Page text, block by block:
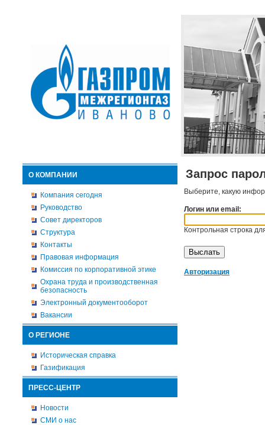
О КОМПАНИИ
Компания сегодня
Руководство
Совет директоров
Структура
Контакты
Правовая информация
Комиссия по корпоративной этике
Охрана труда и производственная
безопасность
Электронный документооборот
Вакансии
О РЕГИОНЕ
Историческая справка
Газификация
ПРЕСС-ЦЕНТР
Новости
СМИ о нас
Запрос
Выберите, какую
Логин или email:
Контрольная строка
Авторизация